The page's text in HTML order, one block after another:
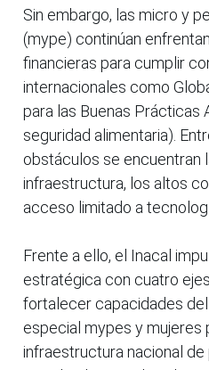
Sin embargo, las micro y
(mype) continúan
financieras para cumplir
internacionales como
para las Buenas Prácticas
seguridad alimentaria).
obstáculos se encuentran
infraestructura, los altos
acceso limitado a
Frente a ello, el Inacal
estratégica con cuatro
fortalecer capacidades
especial mypes y mujeres
infraestructura nacional